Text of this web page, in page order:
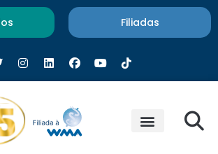
Filiadas